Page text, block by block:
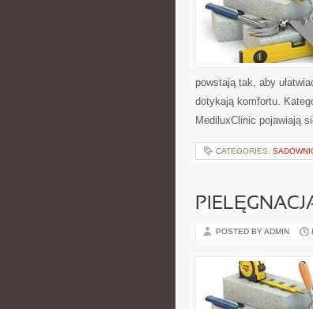
powstają tak, aby
dotykają komfortu.
MediluxClinic pojawiają
CATEGORIES:
POSTED BY ADMIN